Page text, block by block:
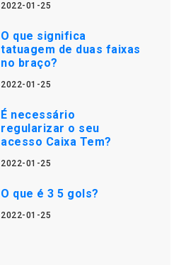
2022-01-25
O que significa
tatuagem de duas faixas
no braço?
2022-01-25
É necessário
regularizar o seu
acesso Caixa Tem?
2022-01-25
O que é 3 5 gols?
2022-01-25